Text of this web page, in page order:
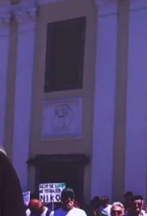
Pokretanje videa...